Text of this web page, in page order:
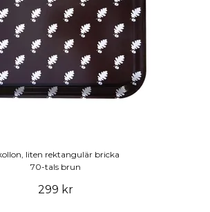
liten rektangulär bricka
70-tals brun
299 kr